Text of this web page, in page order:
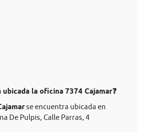
ubicada la oficina 7374 Cajamar❓
se encuentra ubicada en
De Pulpis, Calle Parras, 4